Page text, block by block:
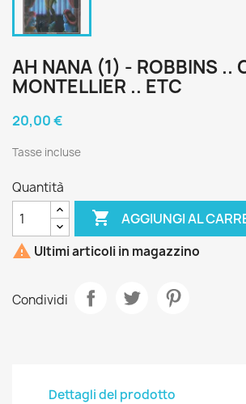
AH NANA (1) - ROBBINS ..
MONTELLIER .. ETC
20,00 €
Tasse incluse
Quantità
 AGGIUNGI AL
 Ultimi articoli in magazzino
Condividi
Dettagli del prodotto